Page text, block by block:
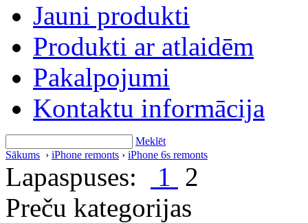
Jauni produkti
Produkti ar atlaidēm
Pakalpojumi
Kontaktu informācija
Meklēt
Sākums › iPhone remonts › iPhone 6s remonts
Lapaspuses: 1 2
Preču kategorijas